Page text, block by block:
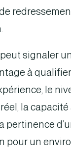
signaler
à
le
la capacité
pertinence
pour un